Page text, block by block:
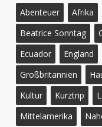
Abenteuer Afrika
Beatrice Sonntag
Ecuador
England
Großbritannien
Kultur
Kurztrip
Mittelamerika